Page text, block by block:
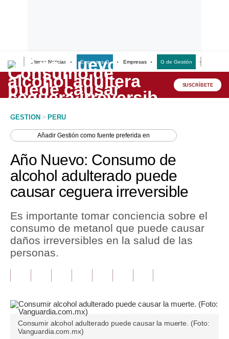
Últimas Noticias Empresas G Empresas G de Gestión
Lo último
Peru Quiosco
Economía
Mercados
Política
Finanzas Personales
Plus G
Opinión
SUSCRÍBETE
GESTION > PERU
AñadirGestión como fuente preferida en
Año Nuevo: Consumo de
alcohol adulterado puede
causar ceguera irreversible
Es importante tomar conciencia sobre el
consumo de metanol que puede causar
daños irreversibles en la salud de las
personas.
Consumir alcohol adulterado puede causar la muerte. (Foto:
Vanguardia.com.mx)